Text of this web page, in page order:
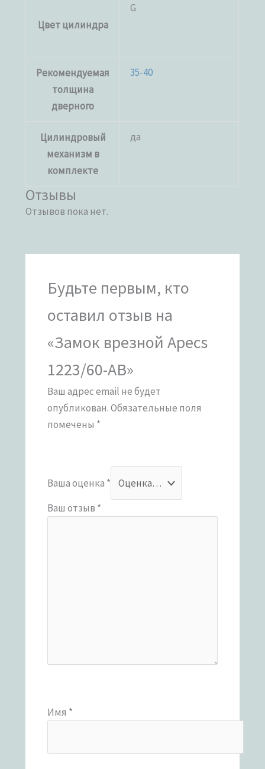
Цвет цилиндра
G
Рекомендуемая
толщина
дверного
35-40
Цилиндровый
механизм в
комплекте
да
Отзывы
Отзывов пока нет.
Будьте первым, кто
оставил отзыв на
«Замок врезной Apecs
1223/60-AB»
Ваш адрес email не будет
опубликован.Обязательные поля
помечены *
Ваша оценка *
Ваш отзыв *
Имя *